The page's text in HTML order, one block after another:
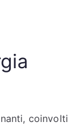
coinvolti